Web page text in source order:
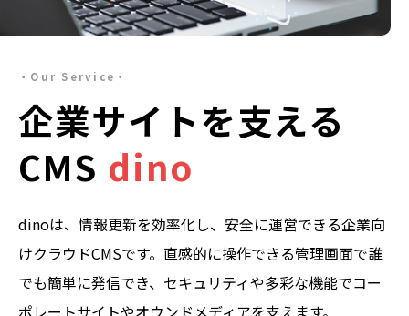
Our Service
企業サイトを支える
CMS dino
dinoは、情報更新を効率化し、安全に運営できる企業向
けクラウドCMSです。直感的に操作できる管理画面で誰
でも簡単に発信でき、セキュリティや多彩な機能でコー
ポレートサイトやオウンドメディアを支えます。